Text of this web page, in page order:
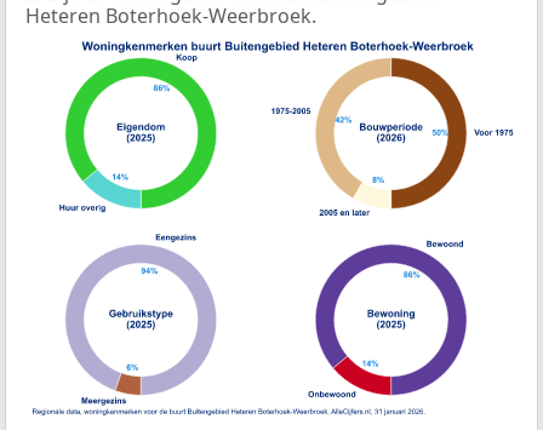
Heteren Boterhoek-Weerbroek.